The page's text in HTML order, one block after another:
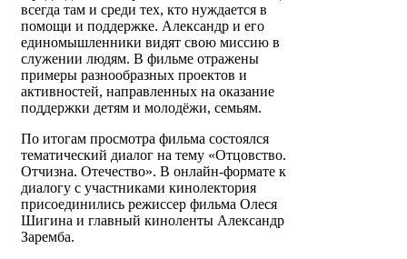
всегда там и среди тех, кто нуждается в
помощи и поддержке. Александр и его
единомышленники видят свою миссию в
служении людям. В фильме отражены
примеры разнообразных проектов и
активностей, направленных на оказание
поддержки детям и молодёжи, семьям.
По итогам просмотра фильма состоялся
тематический диалог на тему «Отцовство.
Отчизна. Отечество». В онлайн-формате к
диалогу с участниками кинолектория
присоединились режиссер фильма Олеся
Шигина и главный киноленты Александр
Заремба.